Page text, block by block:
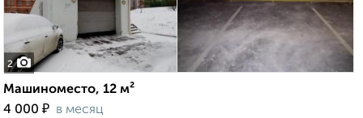
2
Машиноместо, 12 м²
4 000 ₽ в месяц